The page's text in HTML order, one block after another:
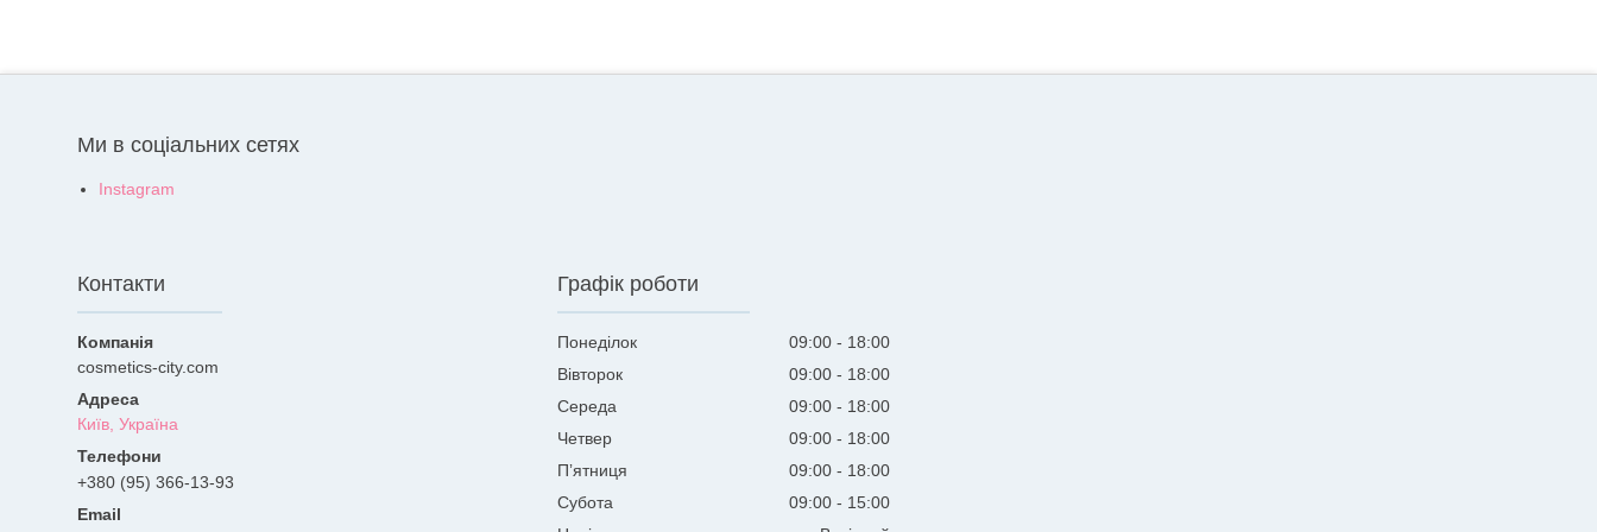
Ми в соціальних сетях
Instagram
Контакти
cosmetics-city.com
Київ, Україна
+380 (95) 366-13-93
Графік роботи
Понеділок 09:00
18:00
Вівторок
09:00
18:00
Середа
09:00
18:00
Четвер
09:00
18:00
Пʼятниця
09:00
18:00
Субота
09:00
15:00